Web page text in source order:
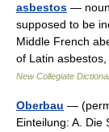
asbestos — noun
supposed to be
Middle French
of Latin
New Collegiate
Oberbau —
Einteilung: A. Die